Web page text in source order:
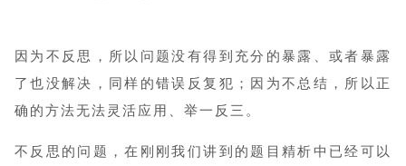
因为不反思，所以问题没有得到充分的暴露、或者暴露
了也没解决，同样的错误反复犯；因为不总结，所以正
确的方法无法灵活应用、举一反三。
不反思的问题，在刚刚我们讲到的题目精析中已经可以